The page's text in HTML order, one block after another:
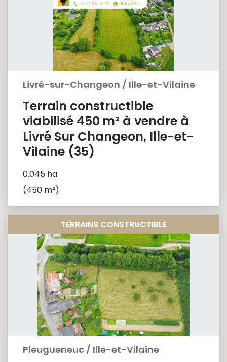
Livré-sur-Changeon / Ille-et-Vilaine
Terrain constructible
viabilisé 450 m² à vendre à
Livré Sur Changeon, Ille-et-
Vilaine (35)
0.045 ha
(450 m²)
TERRAINS CONSTRUCTIBLE
Pleugueneuc / Ille-et-Vilaine